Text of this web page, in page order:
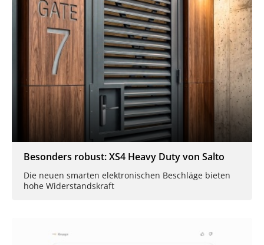
Besonders robust: XS4 Heavy Duty von Salto
Die neuen smarten elektronischen Beschläge bieten
hohe Widerstandskraft